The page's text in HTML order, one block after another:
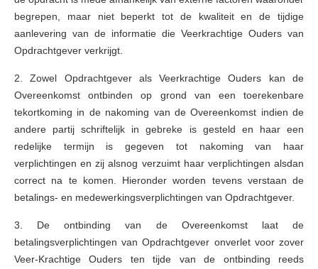
begrepen, maar niet beperkt tot de kwaliteit en de tijdige
aanlevering van de informatie die Veerkrachtige Ouders van
Opdrachtgever verkrijgt.
2. Zowel Opdrachtgever als Veerkrachtige Ouders kan de
Overeenkomst ontbinden op grond van een toerekenbare
tekortkoming in de nakoming van de Overeenkomst indien de
andere partij schriftelijk in gebreke is gesteld en haar een
redelijke termijn is gegeven tot nakoming van haar
verplichtingen en zij alsnog verzuimt haar verplichtingen alsdan
correct na te komen. Hieronder worden tevens verstaan de
betalings- en medewerkingsverplichtingen van Opdrachtgever.
3. De ontbinding van de Overeenkomst laat de
betalingsverplichtingen van Opdrachtgever onverlet voor zover
Veer-Krachtige Ouders ten tijde van de ontbinding reeds